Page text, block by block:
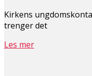
Kirkens
trenger det
Les mer